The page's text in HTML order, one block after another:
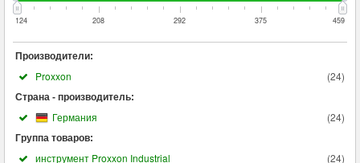
124 208 292 375 459
Производители:
(24)
Proxxon
Страна - производитель:
(24)
Германия
Группа товаров:
(24)
инструмент Proxxon Industrial